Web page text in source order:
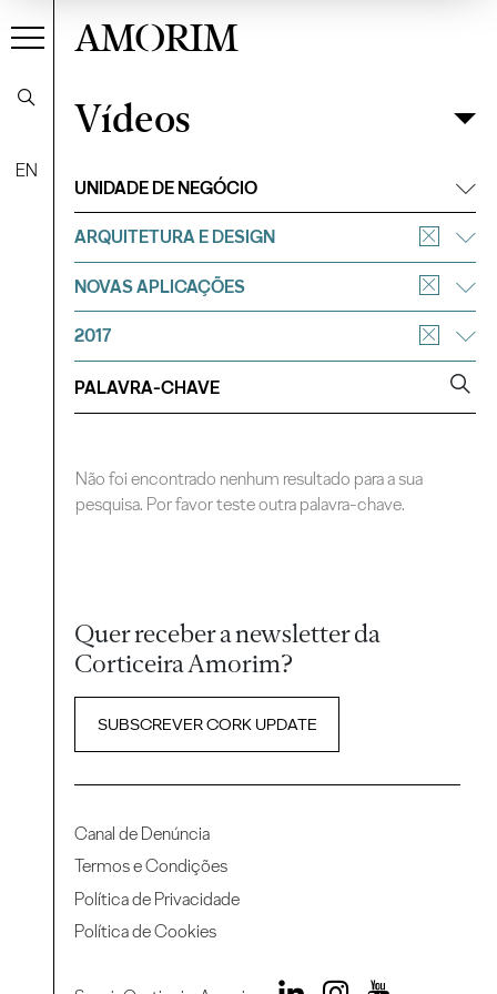
EN
AMORIM
VídeosFiltrar
Vídeos
UNIDADE DE NEGÓCIO
ARQUITETURA E DESIGN
NOVAS APLICAÇÕES
2017
Não foi encontrado nenhum resultado para a sua
pesquisa. Por favor teste outra palavra-chave.
Quer receber a newsletter da
Corticeira Amorim?
SUBSCREVER CORK UPDATE
Canal de Denúncia
Termos e Condições
Política de Privacidade
Política de Cookies